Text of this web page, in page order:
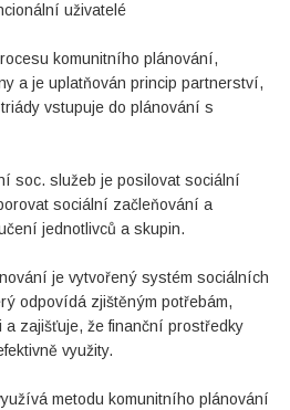
uživatelé
komunitního plánování,
a je uplatňován princip partnerství,
vstupuje do plánování s
soc. služeb je posilovat sociální
sociální začleňování a
jednotlivců a skupin.
je vytvořený systém sociálních
odpovídá zjištěným potřebám,
zajišťuje, že finanční prostředky
využity.
metodu komunitního plánování